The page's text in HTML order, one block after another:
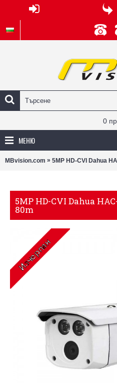
0
МЕНЮ
MBvision.com » 5MP HD-CVI Dahua
5MP HD-CVI Dahua
80m